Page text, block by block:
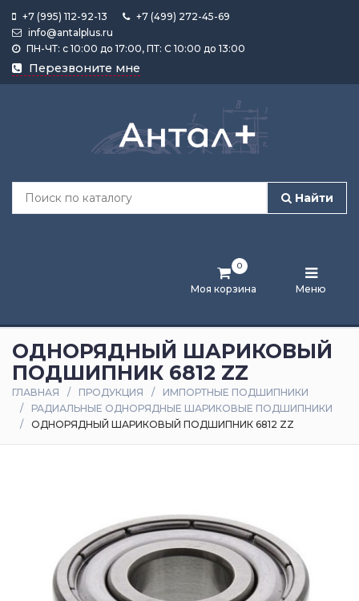
+7 (995) 112-92-13
+7 (499) 272-45-69
info@antalplus.ru
ПН-ЧТ: с 10:00 до 17:00, ПТ: С 10:00 до 13:00
Перезвоните мне
Найти
Моя корзина
0
Меню
Каталог
продукции
Лента
и
статьи
Оплата
доставка
ОДНОРЯДНЫЙ ШАРИКОВЫЙ
ПОДШИПНИК 6812 ZZ
ГЛАВНАЯ ПРОДУКЦИЯ
ИМПОРТНЫЕ ПОДШИПНИКИ
РАДИАЛЬНЫЕ ОДНОРЯДНЫЕ ШАРИКОВЫЕ ПОДШИПНИКИ
ОДНОРЯДНЫЙ ШАРИКОВЫЙ ПОДШИПНИК 6812 ZZ